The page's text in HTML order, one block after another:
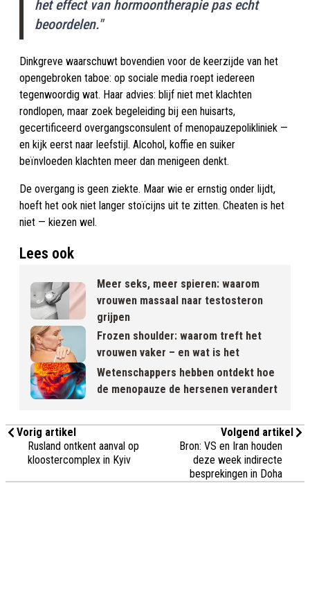
het effect van hormoontherapie pas echt
beoordelen."
Dinkgreve waarschuwt bovendien voor de keerzijde van het
opengebroken taboe: op sociale media roept iedereen
tegenwoordig wat. Haar advies: blijf niet met klachten
rondlopen, maar zoek begeleiding bij een huisarts,
gecertificeerd overgangsconsulent of menopauzepolikliniek —
en kijk eerst naar leefstijl. Alcohol, koffie en suiker
beïnvloeden klachten meer dan menigeen denkt.
De overgang is geen ziekte. Maar wie er ernstig onder lijdt,
hoeft het ook niet langer stoïcijns uit te zitten. Cheaten is het
niet — kiezen wel.
Lees ook
Meer seks, meer spieren: waarom
vrouwen massaal naar testosteron
grijpen
Frozen shoulder: waarom treft het
vrouwen vaker – en wat is het
Wetenschappers hebben ontdekt hoe
de menopauze de hersenen verandert
Vorig artikel
Rusland ontkent aanval op
kloostercomplex in Kyiv
Volgend artikel
Bron: VS en Iran houden
deze week indirecte
besprekingen in Doha